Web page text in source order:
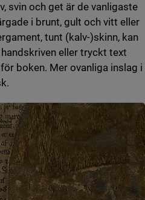
svin och get är de vanligaste
i brunt, gult och vitt eller
tunt (kalv-)skinn, kan
eller tryckt text
boken. Mer ovanliga inslag i